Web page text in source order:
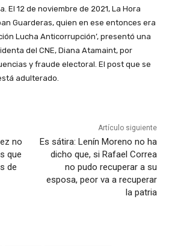
El 12 de noviembre de 2021, La Hora
Guarderas, quien en ese entonces era
Lucha Anticorrupción’, presentó una
del CNE, Diana Atamaint, por
y fraude electoral. El post que se
adulterado.
no
que
de
Artículo siguiente
Es sátira: Lenín Moreno no ha
dicho que, si Rafael Correa
no pudo recuperar a su
esposa, peor va a recuperar
la patria